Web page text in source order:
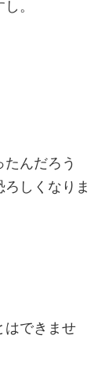
。
んだろう
しくなりま
はできませ